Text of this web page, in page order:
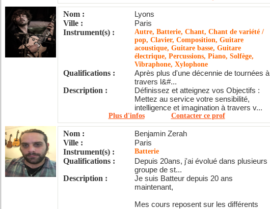
Nom :
Lyons
Ville :
Paris
Instrument(s) :
Autre, Batterie, Chant, Chant de variété /
pop, Clavier, Composition, Guitare
acoustique, Guitare basse, Guitare
électrique, Percussions, Piano, Solfège,
Vibraphone, Xylophone
Qualifications :
Après plus d'une décennie de tournées à
travers l&#...
Description :
Définissez et atteignez vos Objectifs :
Mettez au service votre sensibilité,
intelligence et imagination à travers v...
Plus d'infos Contacter ce prof
Nom :
Benjamin Zerah
Ville :
Paris
Instrument(s) :
Batterie
Qualifications :
Depuis 20ans, j'ai évolué dans plusieurs
groupe de st...
Description :
Je suis Batteur depuis 20 ans
maintenant,
Mes cours reposent sur les différents